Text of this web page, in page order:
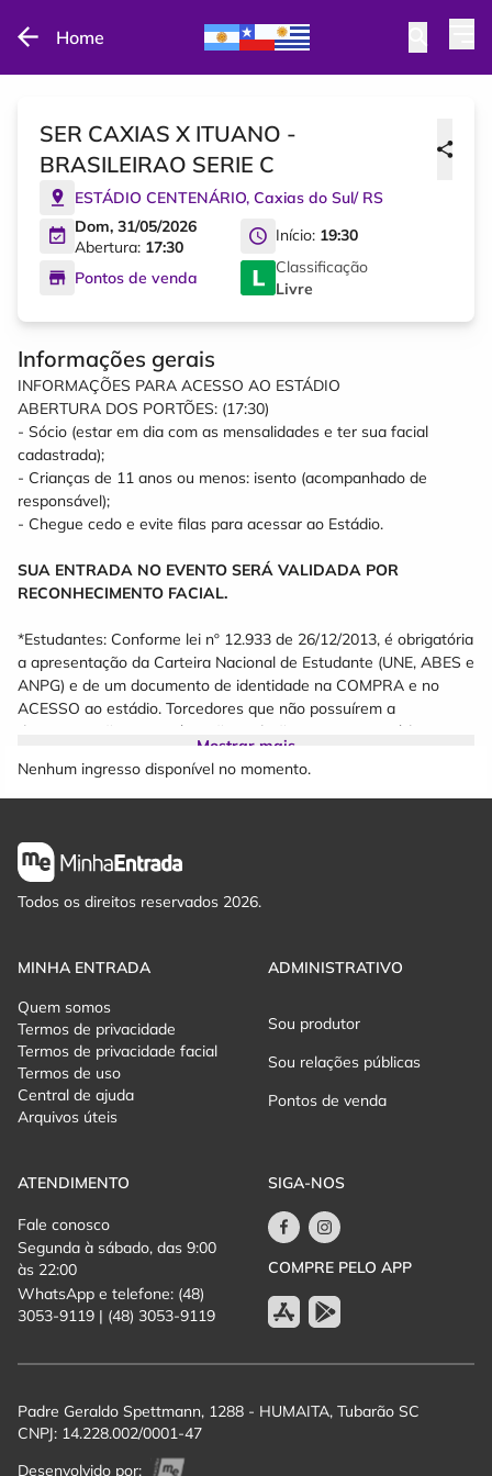
Home
SER CAXIAS X ITUANO -
BRASILEIRAO SERIE C
ESTÁDIO CENTENÁRIO, Caxias do Sul/ RS
Dom, 31/05/2026
Abertura: 17:30
Início: 19:30
Pontos de venda
Classificação
Livre
Informações gerais
INFORMAÇÕES PARA ACESSO AO ESTÁDIO
ABERTURA DOS PORTÕES: (17:30)
- Sócio (estar em dia com as mensalidades e ter sua facial
cadastrada);
- Crianças de 11 anos ou menos: isento (acompanhado de
responsável);
- Chegue cedo e evite filas para acessar ao Estádio.
SUA ENTRADA NO EVENTO SERÁ VALIDADA POR
RECONHECIMENTO FACIAL.
*Estudantes: Conforme lei nº 12.933 de 26/12/2013, é obrigatória
a apresentação da Carteira Nacional de Estudante (UNE, ABES e
ANPG) e de um documento de identidade na COMPRA e no
ACESSO ao estádio. Torcedores que não possuírem a
documentação necessária não poderão acessar o estádio com a
*Idosos acima de 60 anos tem direito a meia entrada com
documento na compra e no acesso do estádio.
Mostrar mais
Nenhum ingresso disponível no momento.
Todos os direitos reservados 2026.
MINHA ENTRADA
Quem somos
Termos de privacidade
Termos de privacidade facial
Termos de uso
Central de ajuda
Arquivos úteis
ADMINISTRATIVO
Sou produtor
Sou relações públicas
Pontos de venda
ATENDIMENTO
Fale conosco
Segunda à sábado, das 9:00
às 22:00
WhatsApp e telefone: (48)
3053-9119 | (48) 3053-9119
SIGA-NOS
COMPRE PELO APP
Desenvolvido por:
Padre Geraldo Spettmann, 1288 - HUMAITA, Tubarão SC
CNPJ: 14.228.002/0001-47